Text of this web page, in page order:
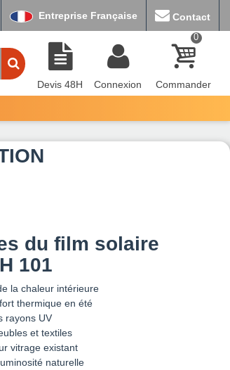
Entreprise Française Contact
Devis 48H Connexion
0
Commander
du film solaire
101
la chaleur intérieure
thermique en été
rayons UV
et textiles
vitrage existant
naturelle